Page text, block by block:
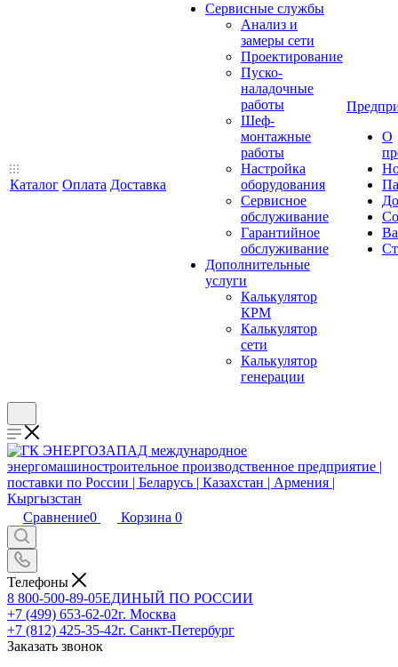
Каталог Оплата Доставка
Сервисные службы
Анализ и
замеры сети
Проектирование
Пуско-
наладочные
работы
Шеф-
монтажные
работы
Настройка
оборудования
Сервисное
обслуживание
Гарантийное
обслуживание
Дополнительные
услуги
Калькулятор
КРМ
Калькулятор
сети
Калькулятор
генерации
О
Сравнение0 Корзина 0
Телефоны
8 800-500-89-05ЕДИНЫЙ ПО РОССИИ
+7 (499) 653-62-02г. Москва
+7 (812) 425-35-42г. Санкт-Петербург
Заказать звонок